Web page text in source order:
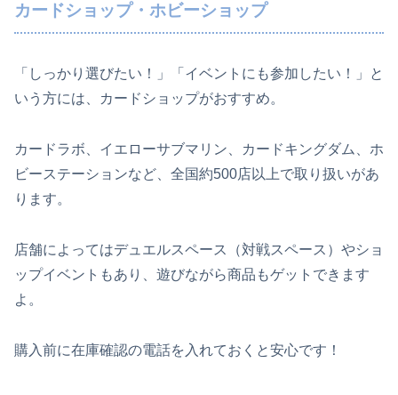
カードショップ・ホビーショップ
「しっかり選びたい！」「イベントにも参加したい！」と
いう方には、カードショップがおすすめ。
カードラボ、イエローサブマリン、カードキングダム、ホ
ビーステーションなど、全国約500店以上で取り扱いがあ
ります。
店舗によってはデュエルスペース（対戦スペース）やショ
ップイベントもあり、遊びながら商品もゲットできます
よ。
購入前に在庫確認の電話を入れておくと安心です！